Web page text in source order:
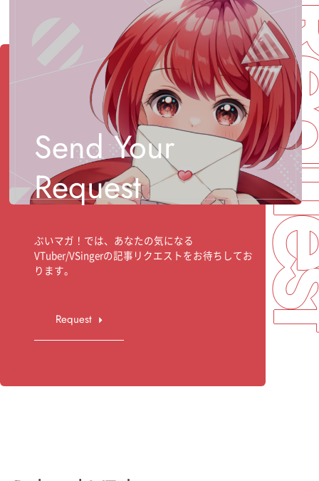
Send Your
Request
ぶいマガ！では、あなたの気になる
VTuber/VSingerの記事リクエストをお待ちしてお
ります。
Request